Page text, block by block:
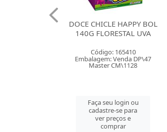
DOCE CHICLE HAPPY BOL
140G FLORESTAL UVA
Código: 165410
Embalagem: Venda DP\47
Master CM\1128
Faça seu login ou
cadastre-se para
ver preços e
comprar